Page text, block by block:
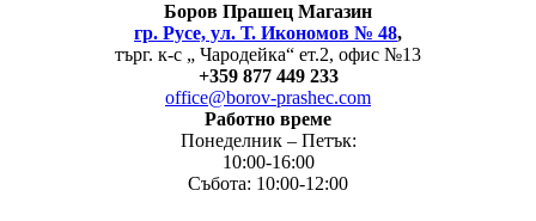
Боров Прашец Магазин
гр. Русе, ул. Т. Икономов № 48,
търг. к-с „ Чародейка“ ет.2, офис №13
+359 877 449 233
office@borov-prashec.com
Работно време
Понеделник – Петък:
10:00-16:00
Събота: 10:00-12:00